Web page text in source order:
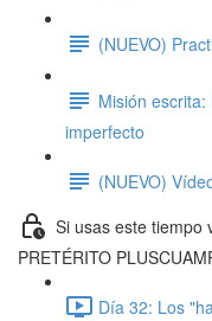
(NUEVO)
Misión
imperfecto
(NUEVO)
Si usas este tiempo
PRETÉRITO
Día 32: Los